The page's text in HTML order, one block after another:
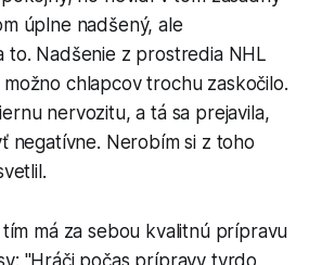
úplne nadšený, ale
to. Nadšenie z prostredia NHL
možno chlapcov trochu zaskočilo.
nervozitu, a tá sa prejavila,
negatívne. Nerobím si z toho
má za sebou kvalitnú prípravu
"Hráči počas prípravy tvrdo